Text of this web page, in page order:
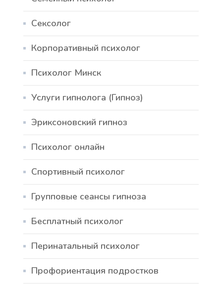
Сексолог
Корпоративный психолог
Психолог Минск
Услуги гипнолога (Гипноз)
Эриксоновский гипноз
Психолог онлайн
Спортивный психолог
Групповые сеансы гипноза
Бесплатный психолог
Перинатальный психолог
Профориентация подростков